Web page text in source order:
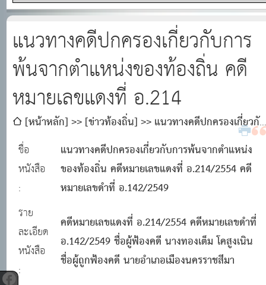
แนวทางคดีปกครองเกี่ยวกับการ
พ้นจากตำแหน่งของท้องถิ่น คดี
หมายเลขแดงที่ อ.214
[หน้าหลัก] [ข่าวท้องถิ่น]
แนวทางคดีปกครองเกี่ยวกับ
การพ้นจากตำแหน่งของท้องถิ่น คดีหมายเลขแดงที่ อ.214
ชื่อ
หนังสือ
:
แนวทางคดีปกครองเกี่ยวกับการพ้นจากตำแหน่ง
ของท้องถิ่น คดีหมายเลขแดงที่ อ.214/2554 คดี
หมายเลขดำที่ อ.142/2549
ราย
ละเอียด
หนังสือ
:
คดีหมายเลขแดงที่ อ.214/2554 คดีหมายเลขดำที่
อ.142/2549 ชื่อผู้ฟ้องคดี นางทองเต็ม โคสูงเนิน
ชื่อผู้ถูกฟ้องคดี นายอำเภอเมืองนครราชสีมา